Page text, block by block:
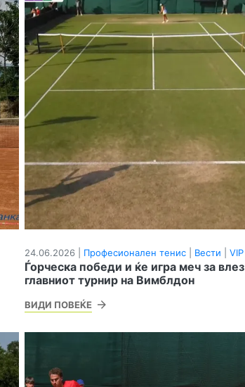
24.06.2026 | Професионален тенис Вести |
Ѓорческа победи и ќе игра меч за
главниот турнир на Вимблдон
ВИДИ ПОВЕЌЕ